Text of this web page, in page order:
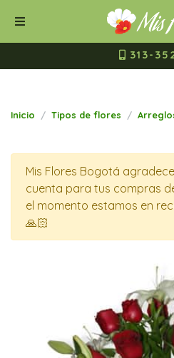
313-
Inicio Tipos de flores
Mis Flores Bogotá
cuenta para tus compras
el momento estamos en
🙏🏻